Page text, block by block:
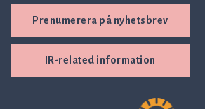
Prenumerera på nyhetsbrev
IR-related information